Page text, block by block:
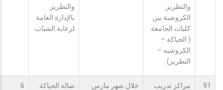
والتطريز
الكروشية بين
كليات الجامعة
( الحياكة –
الكروشيه –
التطريز)
والتطريز
بالإدارة العامة
لرعاية الشباب
91
مراكز تدريب
خلال شهر مارس
صالة الحياكة
6